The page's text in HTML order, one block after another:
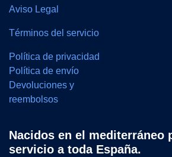
Aviso Legal
Términos del servicio
Política de privacidad
Política de envío
Devoluciones y
reembolsos
Nacidos en el mediterráneo
servicio a toda España.